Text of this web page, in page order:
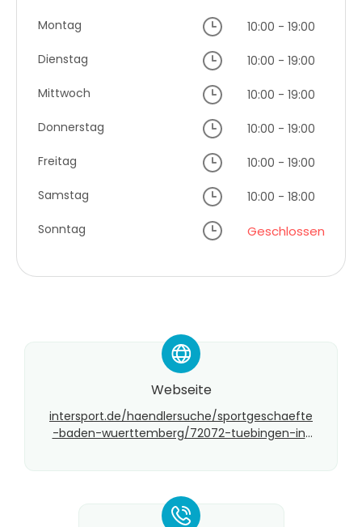
Montag
10:00 - 19:00
Dienstag
10:00 - 19:00
Mittwoch
10:00 - 19:00
Donnerstag
10:00 - 19:00
Freitag
10:00 - 19:00
Samstag
10:00 - 18:00
Sonntag
Geschlossen
*
Webseite
intersport.de/haendlersuche/sportgeschaefte
-baden-wuerttemberg/72072-tuebingen-int
*